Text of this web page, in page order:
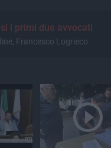
i primi due avvocati
Francesco Logrieco